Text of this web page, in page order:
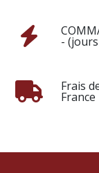
-
Frais
France